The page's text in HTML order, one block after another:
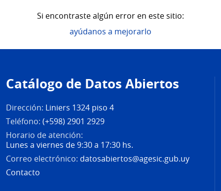
Si encontraste algún error en este sitio:
ayúdanos a mejorarlo
de
página
Catálogo de Datos Abiertos
Dirección: Liniers 1324 piso 4
Teléfono: (+598) 2901 2929
Horario de atención:
Lunes a viernes de 9:30 a 17:30 hs.
Correo electrónico: datosabiertos@agesic.gub.uy
Contacto